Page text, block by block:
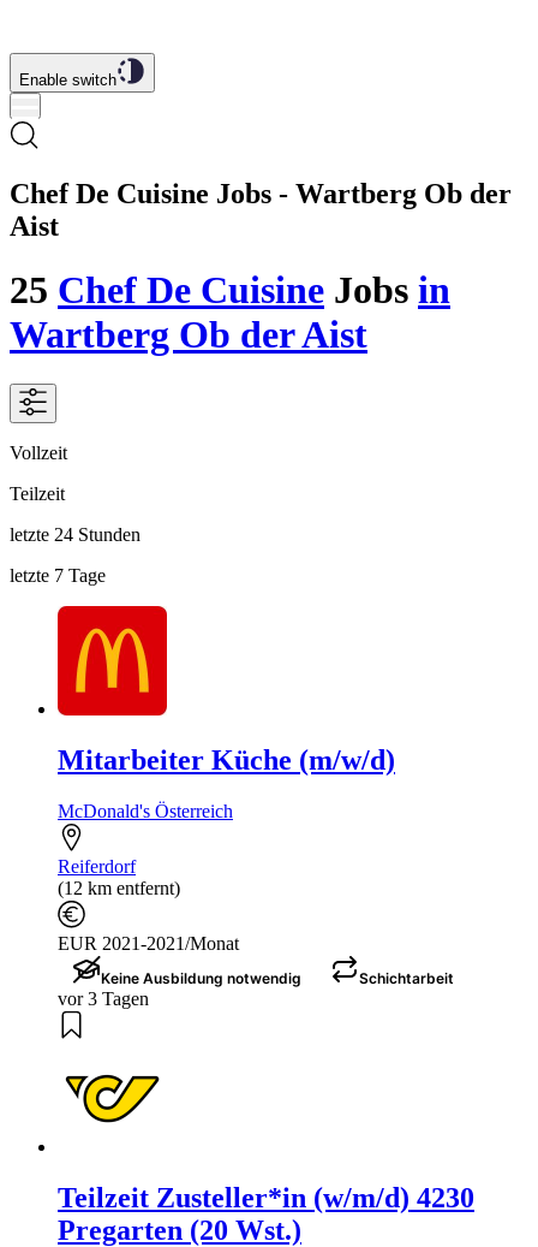
Enable switch
Chef De Cuisine Jobs - Wartberg Ob der
Aist
25 Chef De Cuisine Jobs in
Wartberg Ob der Aist
Vollzeit
Teilzeit
letzte 24 Stunden
letzte 7 Tage
Mitarbeiter Küche (m/w/d)
McDonald's Österreich
Reiferdorf
(12 km entfernt)
EUR 2021-2021/Monat
Keine Ausbildung notwendig Schichtarbeit
vor 3 Tagen
Teilzeit Zusteller*in (w/m/d) 4230
Pregarten (20 Wst.)